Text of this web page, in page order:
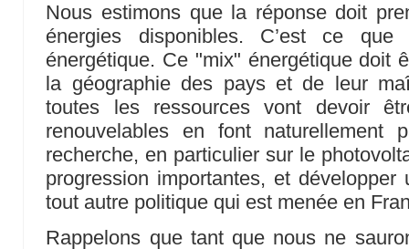
Nous estimons que la réponse doit
énergies disponibles. C’est ce
énergétique. Ce "mix" énergétique doit
la géographie des pays et de leur
toutes les ressources vont devoir
renouvelables en font naturellement
recherche, en particulier sur le
progression importantes, et développer
tout autre politique qui est menée en
Rappelons que tant que nous ne